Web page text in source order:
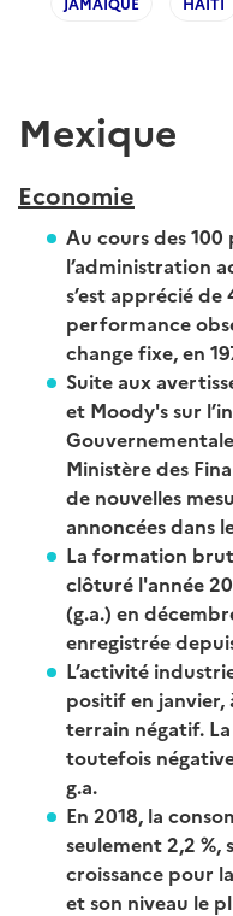
Mexique
Economie
Au cours des
l’administration
s’est apprécié de
performance
change fixe, en
Suite aux
et Moody's sur
Ministère des
de nouvelles
annoncées dans
La formation
clôturé l'année
(g.a.) en
enregistrée
L’activité
positif en janvier,
terrain négatif.
toutefois
g.a.
En 2018, la
seulement 2,2 %,
croissance pour
et son niveau le